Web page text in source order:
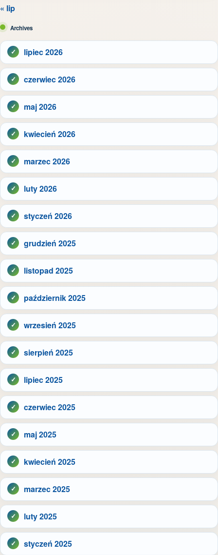
« lip
Archives
lipiec 2026
czerwiec 2026
maj 2026
kwiecień 2026
marzec 2026
luty 2026
styczeń 2026
grudzień 2025
listopad 2025
październik 2025
wrzesień 2025
sierpień 2025
lipiec 2025
czerwiec 2025
maj 2025
kwiecień 2025
marzec 2025
luty 2025
styczeń 2025